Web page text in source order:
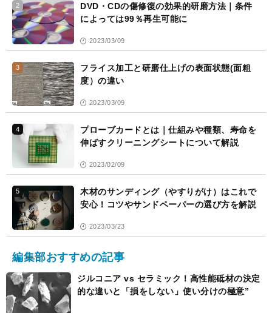
2
DVD・CDの傷修復の効果的研磨方法｜条件
によっては99％再生可能に
2023/03/09
3
フライス加工と研磨仕上げの表面状態(面粗
度）の違い
2023/03/09
4
プローブカードとは｜仕組みや種類、寿命を
伸ばすクリーニングシートについて解説
2023/02/09
5
木材のサンディング（やすりがけ）はこれで
安心！コツやサンドペーパーの選び方を解説
2023/03/23
編集部おすすめの記事
ジルコニア vs セラミック！高性能砥材の決定
的な違いと「損をしない」使い分けの極意”